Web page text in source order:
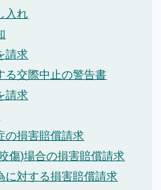
入れ
請求
る交際中止の警告書
請求
の損害賠償請求
傷)場合の損害賠償請求
に対する損害賠償請求